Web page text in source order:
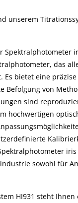
unserem
Spektralphotometer
das
Es bietet eine
Befolgung von
sind
hochwertigen
sowohl für
HI931 steht Ihnen